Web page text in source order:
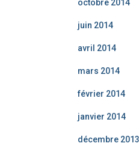
octobre 2014
juin 2014
avril 2014
mars 2014
février 2014
janvier 2014
décembre 2013